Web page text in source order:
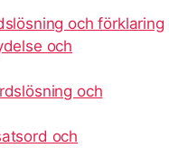
och förklaring
och
och
och